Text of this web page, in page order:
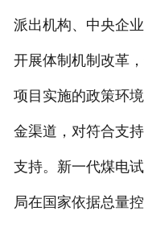
派出机构、中央企
开展体制机制改革
项目实施的政策环
金渠道，对符合支
支持。新一代煤电
局在国家依据总量